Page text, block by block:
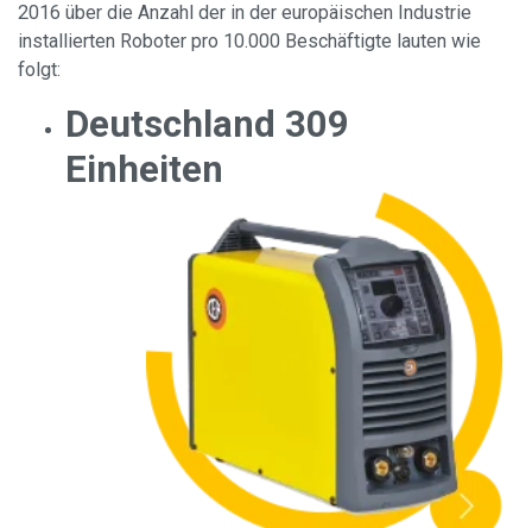
2016 über die Anzahl der in der europäischen Industrie
installierten Roboter pro 10.000 Beschäftigte lauten wie
folgt:
Deutschland 309
Einheiten